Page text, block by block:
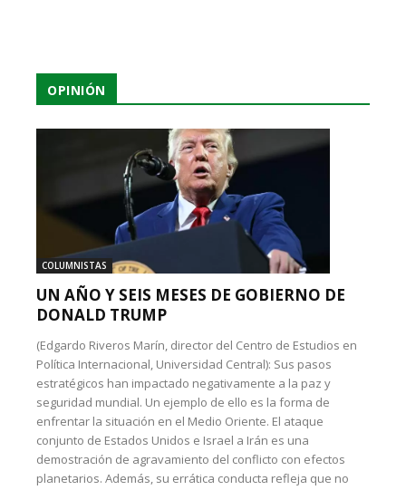
OPINIÓN
COLUMNISTAS
UN AÑO Y SEIS MESES DE GOBIERNO DE
DONALD TRUMP
(Edgardo Riveros Marín, director del Centro de Estudios en
Política Internacional, Universidad Central): Sus pasos
estratégicos han impactado negativamente a la paz y
seguridad mundial. Un ejemplo de ello es la forma de
enfrentar la situación en el Medio Oriente. El ataque
conjunto de Estados Unidos e Israel a Irán es una
demostración de agravamiento del conflicto con efectos
planetarios. Además, su errática conducta refleja que no